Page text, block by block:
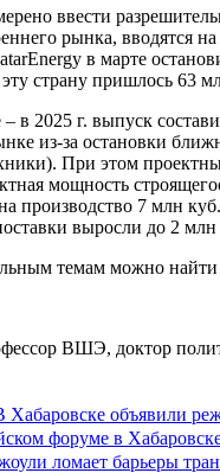
ввести
рынка, вводятся
в марте
страну пришлось 63
в 2025 г. выпуск
из-за остановки
При этом
мощность
производство 7 млн
выросли до 2
темам можно найти
ВШЭ, доктор
Хабаровске объявили
форуме в
ломает барьеры